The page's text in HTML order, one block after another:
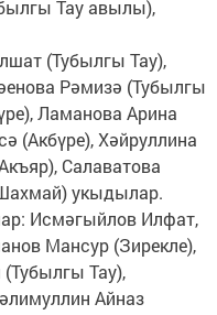
Тау авылы),
(Тубылгы Тау),
Рәмизә (Тубылгы
Ламанова Арина
(Акбүре), Хәйруллина
Салаватова
укыдылар.
Исмәгыйлов Илфат,
Мансур (Зирекле),
Тау),
Айназ